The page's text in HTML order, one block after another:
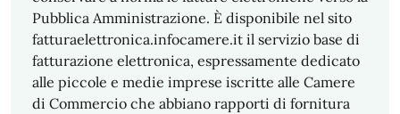
Pubblica Amministrazione. È disponibile nel sito
fatturaelettronica.infocamere.it il servizio base di
fatturazione elettronica, espressamente dedicato
alle piccole e medie imprese iscritte alle Camere
di Commercio che abbiano rapporti di fornitura